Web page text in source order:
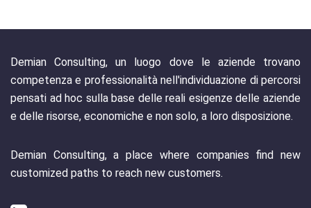
Demian Consulting, un luogo dove le aziende trovano
competenza e professionalità nell'individuazione di percorsi
pensati ad hoc sulla base delle reali esigenze delle aziende
e delle risorse, economiche e non solo, a loro disposizione.
Demian Consulting, a place where companies find new
customized paths to reach new customers.